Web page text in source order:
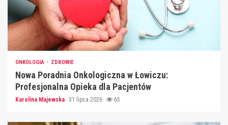
ONKOLOGIA ZDROWIE
Nowa Poradnia Onkologiczna w Łowiczu:
Profesjonalna Opieka dla Pacjentów
Karolina Majewska 31 lipca 2026 65